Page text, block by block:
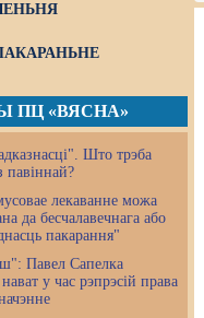
ПЦ «ВЯСНА»
Што трэба
павіннай?
лекаванне можа
да бесчалавечнага або
пакарання"
Павел Сапелка
у час рэпрэсій права